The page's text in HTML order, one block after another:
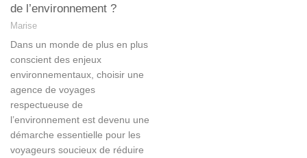
de l’environnement ?
Marise
Dans un monde de plus en plus
conscient des enjeux
environnementaux, choisir une
agence de voyages
respectueuse de
l’environnement est devenu une
démarche essentielle pour les
voyageurs soucieux de réduire